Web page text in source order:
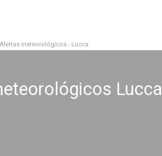
Alertas meteorológicos - Lucca
Lucca